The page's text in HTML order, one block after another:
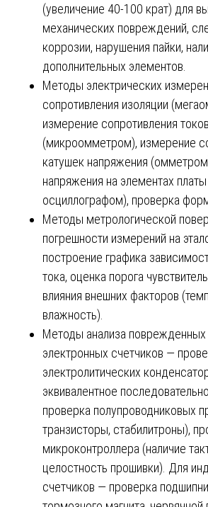
(увеличение 40-100 крат) для
механических повреждений,
коррозии, нарушения пайки,
дополнительных элементов.
Методы электрических
сопротивления изоляции
измерение сопротивления
(микроомметром), измерение
катушек напряжения
напряжения на элементах
осциллографом), проверка
Методы метрологической
погрешности измерений на
построение графика
тока, оценка порога
влияния внешних факторов
влажность).
Методы анализа поврежденных
электронных счетчиков —
электролитических
эквивалентное
проверка полупроводниковых
транзисторы, стабилитроны),
микроконтроллера (наличие
целостность прошивки). Для
счетчиков — проверка